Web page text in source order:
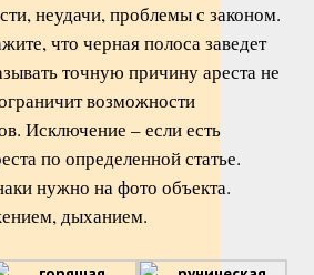
неудачи, проблемы с законом.
что черная полоса заведет
точную причину ареста не
возможности
Исключение – если есть
по определенной статье.
нужно на фото объекта.
дыханием.